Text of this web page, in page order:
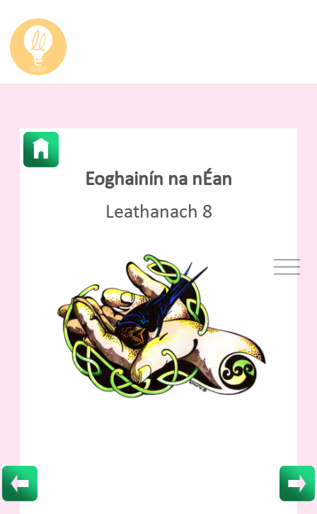
Eoghainín na nÉan
Leathanach 8